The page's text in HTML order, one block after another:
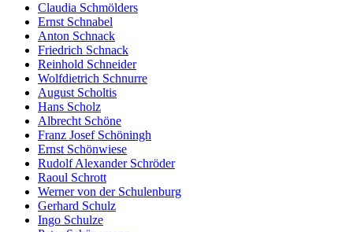
Claudia Schmölders
Ernst Schnabel
Anton Schnack
Friedrich Schnack
Reinhold Schneider
Wolfdietrich Schnurre
August Scholtis
Hans Scholz
Albrecht Schöne
Franz Josef Schöningh
Ernst Schönwiese
Rudolf Alexander Schröder
Raoul Schrott
Werner von der Schulenburg
Gerhard Schulz
Ingo Schulze